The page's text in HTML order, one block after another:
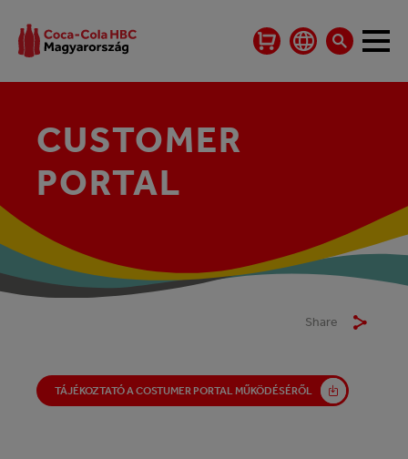
CUSTOMER
PORTAL
Share
TÁJÉKOZTATÓ A COSTUMER PORTAL MŰKÖDÉSÉRŐL